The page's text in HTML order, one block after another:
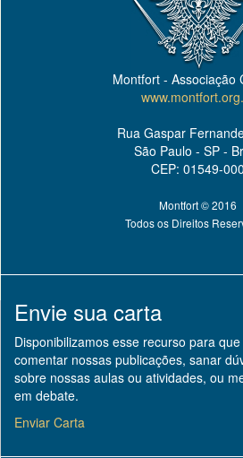
Montfort - Associação
Rua Gaspar
São Paulo - SP -
CEP: 01549-000
Montfort © 2016
Todos os Direitos
Envie sua carta
Disponibilizamos esse recurso para
comentar nossas publicações, sanar
sobre nossas aulas ou atividades, ou
em debate.
Enviar Carta